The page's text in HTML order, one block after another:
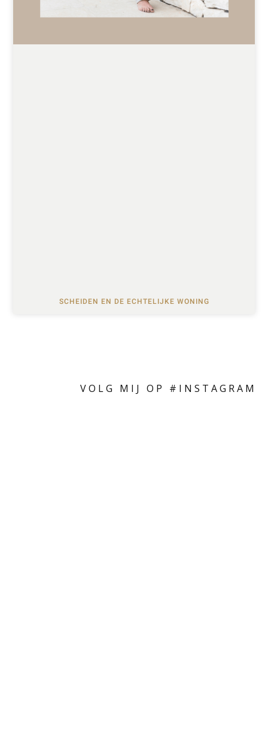
SCHEIDEN EN DE ECHTELIJKE WONING
VOLG MIJ OP #INSTAGRAM